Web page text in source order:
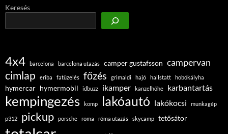
Keresés
4x4 barcelona barcelona utazás camper gustafsson campervan
cimlap eriba fatüzelés főzés grimaldi hajó hallstatt hobókályha
hymercar hymermobil idbuzz ikamper kanzelhöhe karbantartás
kempingezés komp lakóautó lakókocsi munkagép
p312 pickup porsche roma róma utazás skycamp tetősátor